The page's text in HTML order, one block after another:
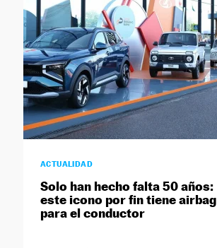
ACTUALIDAD
Solo han hecho falta 50 años:
este icono por fin tiene airbag
para el conductor